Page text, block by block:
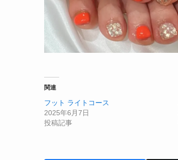
関連
フット ライトコース
2025年6月7日
投稿記事